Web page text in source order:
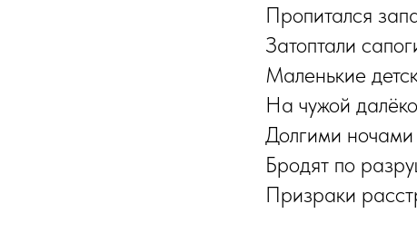
Пропитался
Затоптали
Маленькие
На чужой
Долгими
Бродят по
Призраки